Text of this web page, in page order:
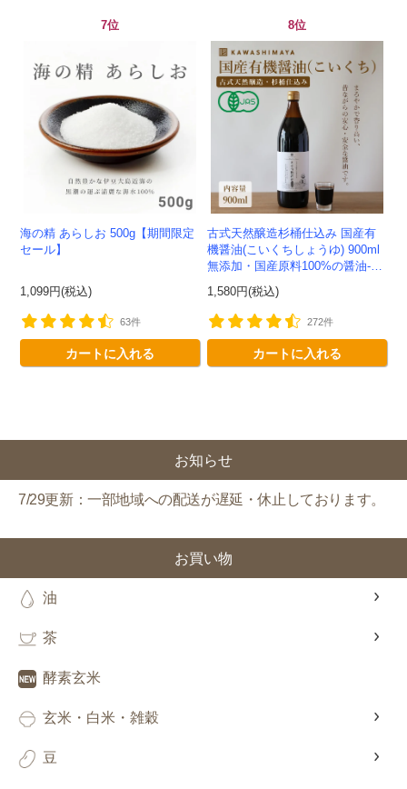
7位
海の精 あらしお 500g【期間限定
セール】
1,099円(税込)
63件
カートに入れる
8位
古式天然醸造杉桶仕込み 国産有
機醤油(こいくちしょうゆ) 900ml
無添加・国産原料100%の醤油-か
わしま屋-
1,580円(税込)
272件
カートに入れる
お知らせ
7/29更新：一部地域への配送が遅延・休止しております。
お買い物
油
茶
酵素玄米
玄米・白米・雑穀
豆
新規会員様限定
今すぐ使える
円OFFクーポンを
ご用意しました🎁
会員登録ありがとうございます！
＼ ご登録の感謝を込めて ／
新規会員様限定特典クーポン
300円OFF
ご利用回数：お一人様1回限り
※他のクーポンとの併用はできません
クーポンのご利用方法はこちら >>